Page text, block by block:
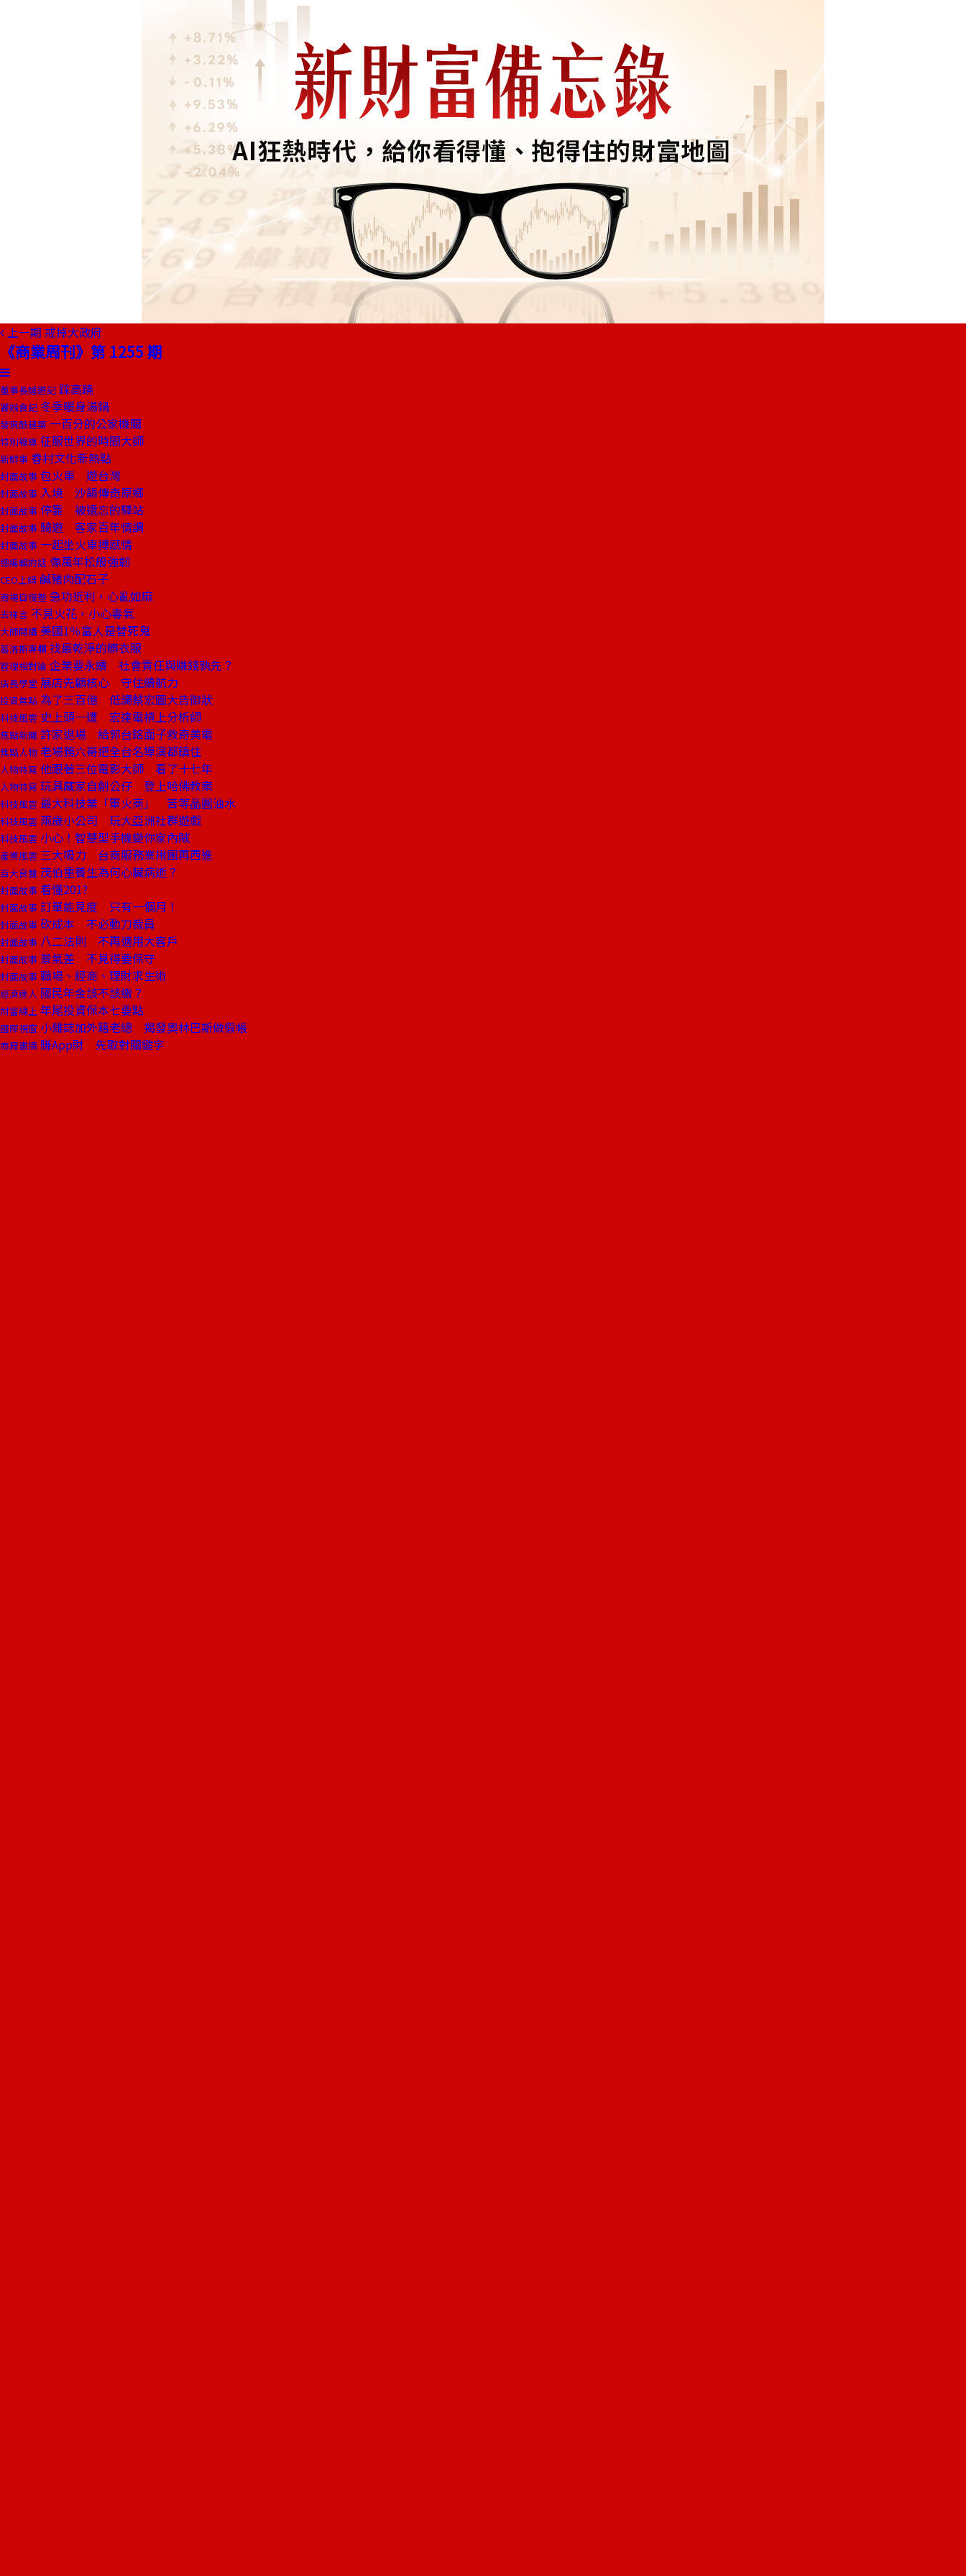
上一期 戒掉大政府
《商業周刊》第 1255 期
董事長嬉遊記 踩高蹺
饕姊食記 冬季暖身湯鍋
發現酷建築 一百分的公家機關
特別報導 征服世界的時間大師
新鮮事 眷村文化新熱點
封面故事 包火車 遊台灣
封面故事 入境 沙韻傳奇原鄉
封面故事 停靠 被遺忘的驛站
封面故事 騎遊 客家百年情調
封面故事 一起坐火車搏感情
總編輯的話 像萬年松般強韌
CEO上線 鹹豬肉配石子
商場自慢塾 急功近利，心亂如麻
去梯言 不見火花，小心毒氣
大師開講 美國1％富人是替死鬼
葛洛斯專欄 找最乾淨的髒衣服
管理相對論 企業要永續 社會責任與賺錢孰先？
店長學堂 展店先顧核心 守住續航力
投資焦點 為了三百億 低調蔡宏圖大告御狀
科技風雲 史上頭一遭 宏達電槓上分析師
焦點新聞 許家退場 給郭台銘面子救奇美電
焦點人物 老場務六哥把全台名導演都鎮住
人物特寫 他跟著三位電影大師 看了十七年
人物特寫 玩具藏家自創公仔 登上哈佛教案
科技風雲 最大科技業「軍火商」 苦等晶圓油水
科技風雲 兩歲小公司 玩大亞洲社群遊戲
科技風雲 小心！智慧型手機變你家內賊
產業風雲 三大吸力 台商服務業揪團再西進
百大良醫 茂伯重養生為何心臟病逝？
封面故事 看懂201?
封面故事 訂單能見度 只有一個月！
封面故事 砍成本 不必動刀裁員
封面故事 八二法則 不再適用大客戶
封面故事 景氣差 不見得要保守
封面故事 職場、經商、理財求生術
經濟達人 國民年金該不該繳？
財富線上 年尾投資保本七要點
國際視窗 小雜誌加外籍老總 揭發奧林巴斯做假帳
商周書摘 賺App財 先取對關鍵字